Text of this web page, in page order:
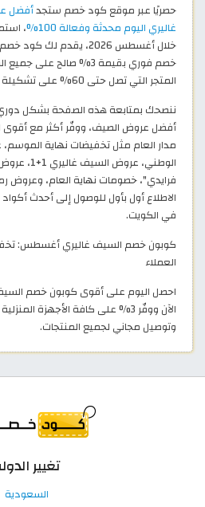
حصريًا عبر موقع كود خصم ستجدأفضل
غاليري اليوم محدثة وفعالة 100%
،
خلال أغسطس 2026، يقدم لك كود خصم السيف غاليري الكويت
خصم فوري بقيمة 3% صالح
المتجر التي تصل حتى 60% على تشكيلة مختارة.
ننصحك بمتابعة هذه الصفحة بشكل
أفضل عروض الصيف، ووفّر أكثر مع
مدار العام مثل تخفيضات نهاية
الوطني،
فرايدي"، خصومات نهاية العام، وعروض
في الكويت.
العملاء
الآن ووفّر 3% على كافة الأجهزة
وتوصيل مجاني لجميع المنتجات.
تغيير
السعودية